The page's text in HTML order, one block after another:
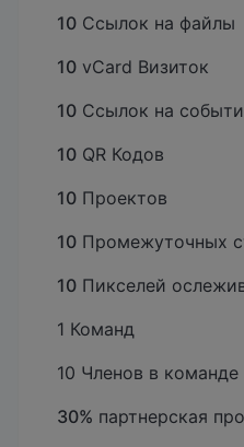
10 Ссылок на файлы
10 vCard Визиток
10 Ссылок на
10 QR Кодов
10 Проектов
10 Промежуточных
10 Пикселей
1 Команд
10 Членов в команде
30% партнерская